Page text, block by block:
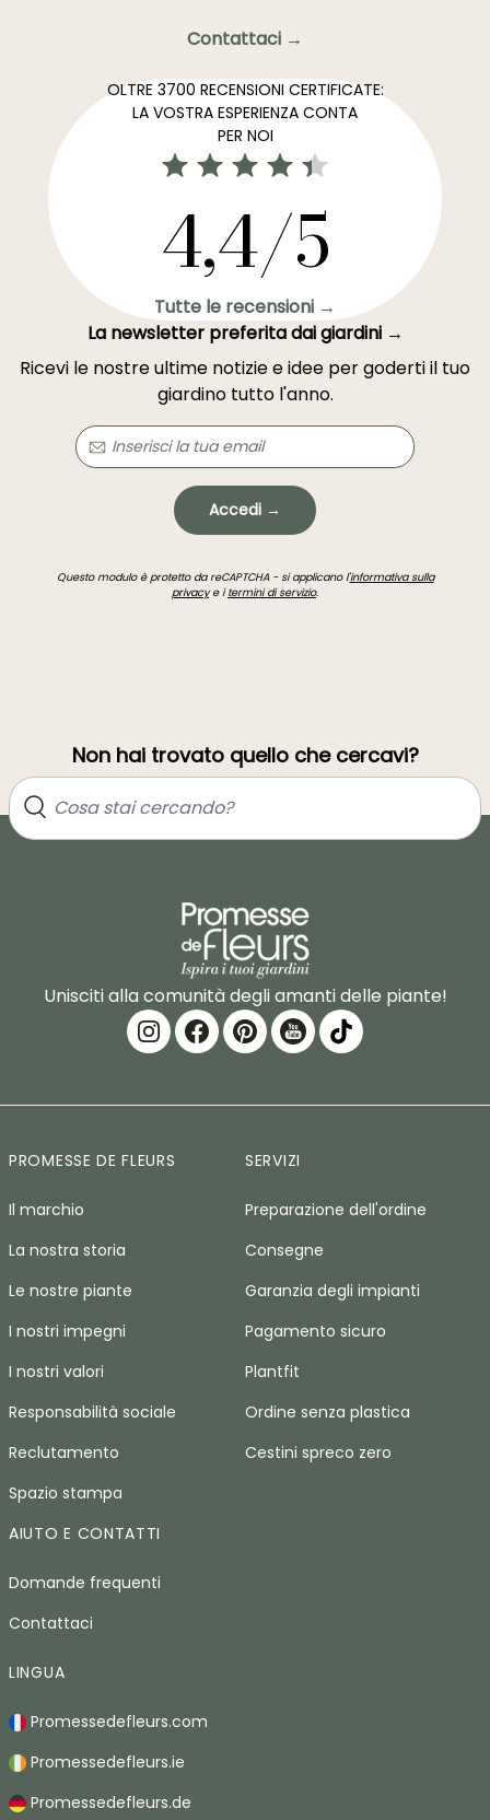
Contattaci →
OLTRE 3700 RECENSIONI CERTIFICATE:
LA VOSTRA ESPERIENZA CONTA
PER NOI
4,4/5
Tutte le recensioni →
La newsletter preferita dai giardini →
Ricevi le nostre ultime notizie e idee per goderti il tuo
giardino tutto l'anno.
Accedi →
Questo modulo è protetto da reCAPTCHA - si applicano l'informativa sulla
privacye itermini di servizio.
Non hai trovato quello che cercavi?
Unisciti alla comunità degli amanti delle piante!
PROMESSE DE FLEURS
Il marchio
La nostra storia
Le nostre piante
I nostri impegni
I nostri valori
Responsabilità sociale
Reclutamento
Spazio stampa
SERVIZI
Preparazione dell'ordine
Consegne
Garanzia degli impianti
Pagamento sicuro
Plantfit
Ordine senza plastica
Cestini spreco zero
AIUTO E CONTATTI
Domande frequenti
Contattaci
LINGUA
Promessedefleurs.com
Promessedefleurs.ie
Promessedefleurs.de